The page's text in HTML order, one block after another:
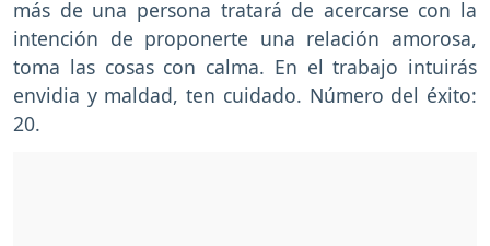
más de una persona tratará de acercarse con la
intención de proponerte una relación amorosa,
toma las cosas con calma. En el trabajo intuirás
envidia y maldad, ten cuidado. Número del éxito:
20.